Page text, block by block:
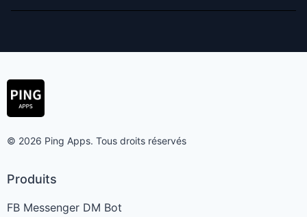
© 2026 Ping Apps. Tous droits réservés
Produits
FB Messenger DM Bot